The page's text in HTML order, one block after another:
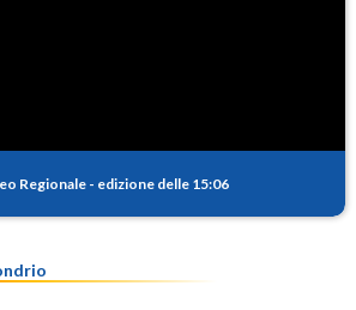
Regionale - edizione delle 15:06